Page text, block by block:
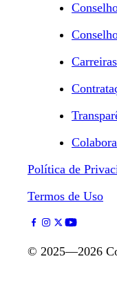
Carreiras
Política de
Termos de Uso
© 2025—2026